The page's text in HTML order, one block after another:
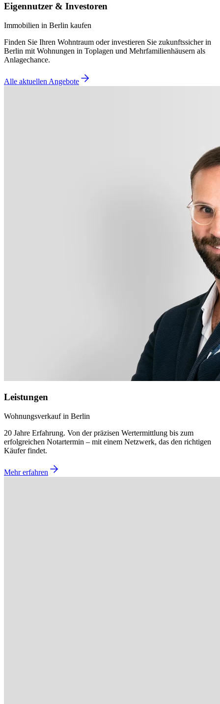
Eigennutzer & Investoren
Immobilien in Berlin kaufen
Finden Sie Ihren Wohntraum oder investieren Sie zukunftssicher in
Berlin mit Wohnungen in Toplagen und Mehrfamilienhäusern als
Anlagechance.
Alle aktuellen Angebote
Leistungen
Wohnungsverkauf in Berlin
20 Jahre Erfahrung. Von der präzisen Wertermittlung bis zum
erfolgreichen Notartermin – mit einem Netzwerk, das den richtigen
Käufer findet.
Mehr erfahren